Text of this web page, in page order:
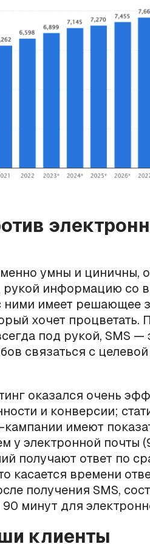
умны и циничны,
информацию со
ними имеет решающее
хочет процветать.
под рукой, SMS —
связаться с целевой
оказался очень
и конверсии;
имеют
у электронной почты
получают ответ по
касается времени
получения SMS,
минут для
клиенты